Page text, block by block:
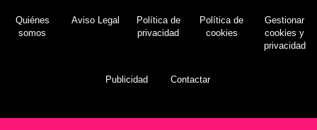
Quiénes
somos
Aviso Legal
Política de
privacidad
Política de
cookies
Gestionar
cookies y
privacidad
Publicidad Contactar